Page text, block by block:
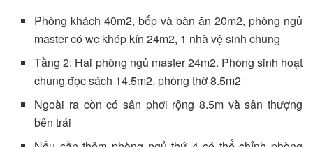
Phòng khách 40m2, bếp và bàn ăn 20m2, phòng ngủ
master có wc khép kín 24m2, 1 nhà vệ sinh chung
Tầng 2: Hai phòng ngủ master 24m2. Phòng sinh hoạt
chung đọc sách 14.5m2, phòng thờ 8.5m2
Ngoài ra còn có sân phơi rộng 8.5m và sân thượng
bên trái